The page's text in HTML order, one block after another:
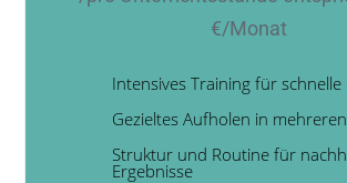
€/Monat
Intensives Training für
Gezieltes Aufholen in
Struktur und Routine für
Ergebnisse